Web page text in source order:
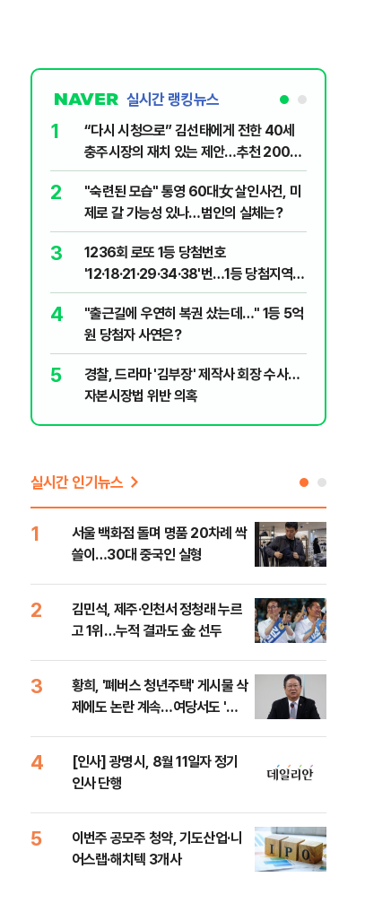
실시간 랭킹뉴스
40세
2000
건, 미
?
역
6
김민석, 제주·인천서 정청래 누르고 1위…
누적 결과도 金 선두
7
"정청래, 李 모욕에 침묵" vs "금도 넘지
말라"…친명-친청 최고위원 후보, 제주서
격돌
8
최악의 폭염 지나갔지만 무더위는 계속…
낮 최고 35도 [내일 날씨]
9
‘탄약 고갈 보도’에 격노한 트럼프 “유출자
색출하라”
10
장애인 밀쳐 숨지게 한 70대 간병인, 항소
심도 실형 면해
실시간 인기뉴스
1
서울 백화점 돌며 명품 20차례 싹
쓸이…30대 중국인 실형
2
김민석, 제주·인천서 정청래 누르
고 1위…누적 결과도 金 선두
3
황희, '폐버스 청년주택' 게시물 삭
제에도 논란 계속…여당서도 '내
4
[인사] 광명시, 8월 11일자 정기
인사 단행
5
이번주 공모주 청약, 기도산업·니
어스랩·해치텍 3개사